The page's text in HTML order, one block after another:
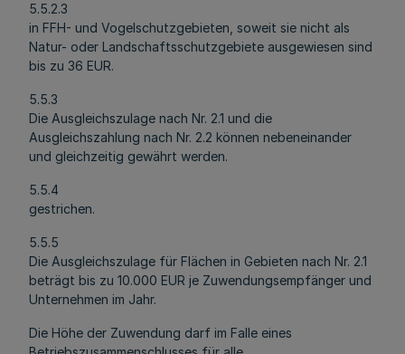
5.5.2.3
in FFH- und Vogelschutzgebieten, soweit sie nicht als
Natur- oder Landschaftsschutzgebiete ausgewiesen sind
bis zu 36 EUR.
5.5.3
Die Ausgleichszulage nach Nr. 2.1 und die
Ausgleichszahlung nach Nr. 2.2 können nebeneinander
und gleichzeitig gewährt werden.
5.5.4
gestrichen.
5.5.5
Die Ausgleichszulage für Flächen in Gebieten nach Nr. 2.1
beträgt bis zu 10.000 EUR je Zuwendungsempfänger und
Unternehmen im Jahr.
Die Höhe der Zuwendung darf im Falle eines